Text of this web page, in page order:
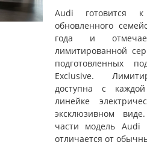
Audi готовится к
обновленного
года и
лимитированной
подготовленных
Exclusive.
доступна с
линейке
эксклюзивном
части модель Audi
отличается от